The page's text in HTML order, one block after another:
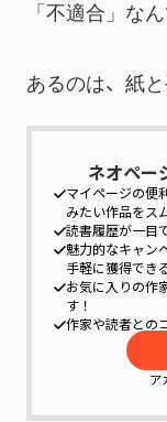
「不適合」な
あるのは、紙
ネオペー
マイページの便
みたい作品をス
読書履歴が一目
魅力的なキャン
手軽に獲得でき
お気に入りの作
す！
作家や読者との
ア